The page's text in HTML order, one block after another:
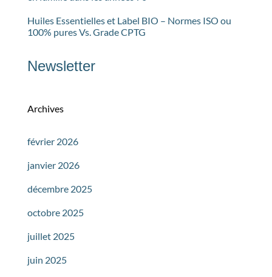
Huiles Essentielles et Label BIO – Normes ISO ou
100% pures Vs. Grade CPTG
Newsletter
Archives
février 2026
janvier 2026
décembre 2025
octobre 2025
juillet 2025
juin 2025